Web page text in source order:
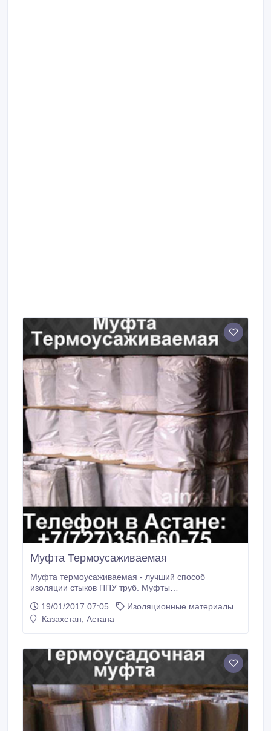
Муфта Термоусаживаемая
Муфта термоусаживаемая - лучший способ
изоляции стыков ППУ труб. Муфты
диаметров от 110 до 1200 мм. Муфты
термоусаживаемые МТУ из радиационно-сшитого
высочайшим требованиям качества.
19/01/2017 07:05
Изоляционные материалы
Казахстан, Астана